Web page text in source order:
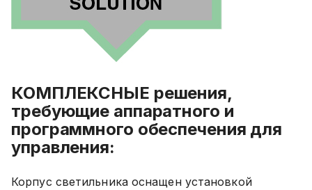
КОМПЛЕКСНЫЕ решения,
требующие аппаратного и
программного обеспечения для
управления:
Корпус светильника оснащен установкой